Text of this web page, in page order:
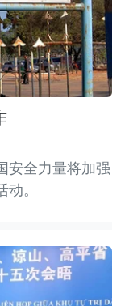
安全力量将加强
。